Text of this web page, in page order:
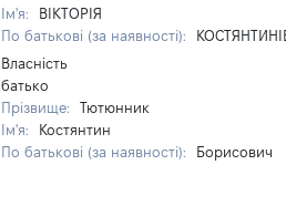
Ім'я:
ВІКТОРІЯ
По батькові (за наявності):
Власність
батько
Прізвище:
Тютюнник
Ім'я:
Костянтин
По батькові (за наявності):
Борисович